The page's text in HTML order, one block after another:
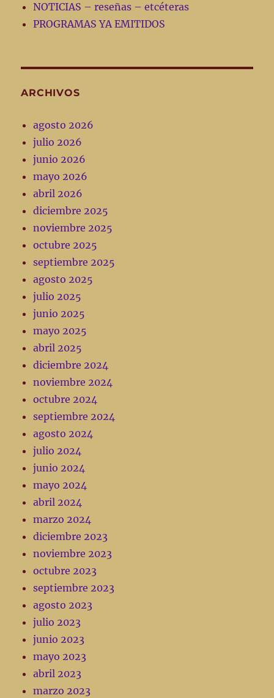
NOTICIAS – reseñas – etcéteras
PROGRAMAS YA EMITIDOS
ARCHIVOS
agosto 2026
julio 2026
junio 2026
mayo 2026
abril 2026
diciembre 2025
noviembre 2025
octubre 2025
septiembre 2025
agosto 2025
julio 2025
junio 2025
mayo 2025
abril 2025
diciembre 2024
noviembre 2024
octubre 2024
septiembre 2024
agosto 2024
julio 2024
junio 2024
mayo 2024
abril 2024
marzo 2024
diciembre 2023
noviembre 2023
octubre 2023
septiembre 2023
agosto 2023
julio 2023
junio 2023
mayo 2023
abril 2023
marzo 2023